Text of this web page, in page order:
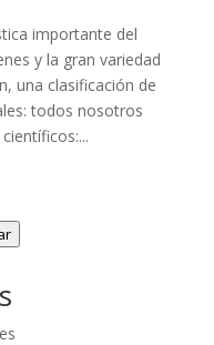
importante del
y la gran variedad
una clasificación de
todos nosotros